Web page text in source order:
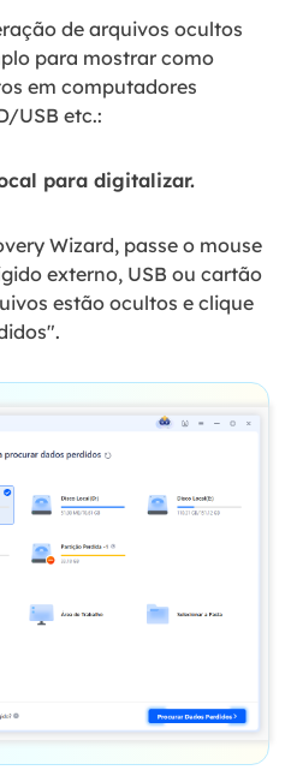
de arquivos ocultos
para mostrar como
em computadores
USB etc.:
para digitalizar.
Wizard, passe o mouse
externo, USB ou cartão
estão ocultos e clique